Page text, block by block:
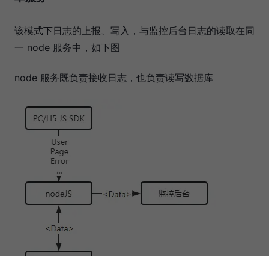
该模式下日志的上报、写入，与监控后台日志的读取在同
一 node 服务中，如下图
node 服务既负责接收日志，也负责读写数据库